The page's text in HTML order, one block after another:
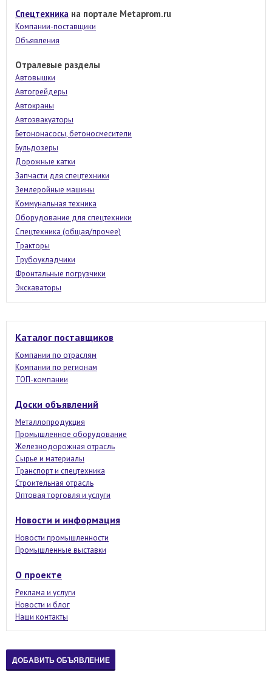
Спецтехника на портале Metaprom.ru
Компании-поставщики
Объявления
Отралевые разделы
Автовышки
Автогрейдеры
Автокраны
Автоэвакуаторы
Бетононасосы, бетоносмесители
Бульдозеры
Дорожные катки
Запчасти для спецтехники
Землеройные машины
Коммунальная техника
Оборудование для спецтехники
Спецтехника (общая/прочее)
Тракторы
Трубоукладчики
Фронтальные погрузчики
Экскаваторы
Каталог поставщиков
Компании по отраслям
Компании по регионам
ТОП-компании
Доски объявлений
Металлопродукция
Промышленное оборудование
Железнодорожная отрасль
Сырье и материалы
Транспорт и спецтехника
Строительная отрасль
Оптовая торговля и услуги
Новости и информация
Новости промышленности
Промышленные выставки
О проекте
Реклама и услуги
Новости и блог
Наши контакты